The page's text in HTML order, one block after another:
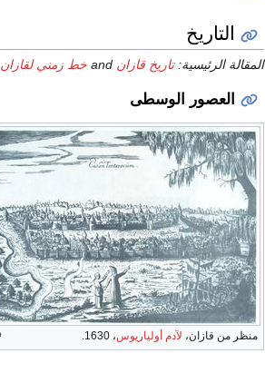
التاريخ
المقالة الرئيسية:تاريخ قازان خط زمني لقازان
العصور الوسطى
منظر من قازان، لآدم أولياريوس، 1630.